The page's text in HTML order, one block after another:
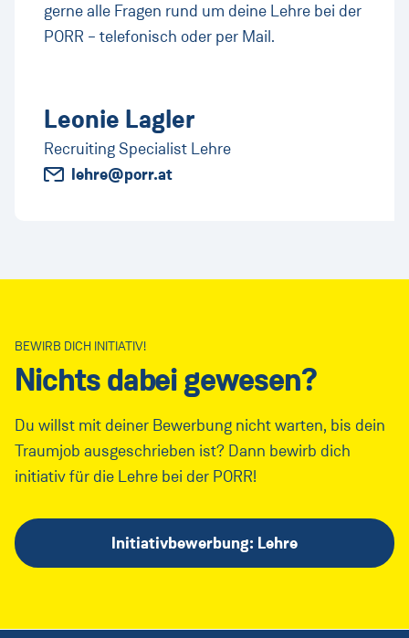
gerne alle Fragen rund um deine Lehre bei der
PORR – telefonisch oder per Mail.
Leonie Lagler
Recruiting Specialist Lehre
lehre@porr.at
BEWIRB DICH INITIATIV!
Nichts dabei gewesen?
Du willst mit deiner Bewerbung nicht warten, bis dein
Traumjob ausgeschrieben ist? Dann bewirb dich
initiativ für die Lehre bei der PORR!
Initiativbewerbung: Lehre